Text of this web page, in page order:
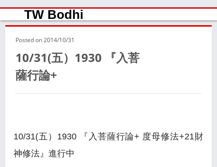
TW Bodhi
Posted on2014/10/31
10/31(五）1930 『入菩
薩行論+
10/31(五）1930 『入菩薩行論+ 度母修法+21財
神修法』進行中